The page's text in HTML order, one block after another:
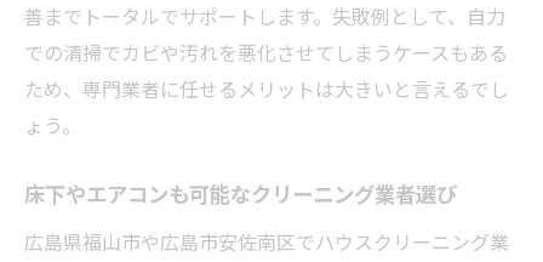
善までトータルでサポートします。失敗例として、自力
での清掃でカビや汚れを悪化させてしまうケースもある
ため、専門業者に任せるメリットは大きいと言えるでし
ょう。
床下やエアコンも可能なクリーニング業者選び
広島県福山市や広島市安佐南区でハウスクリーニング業